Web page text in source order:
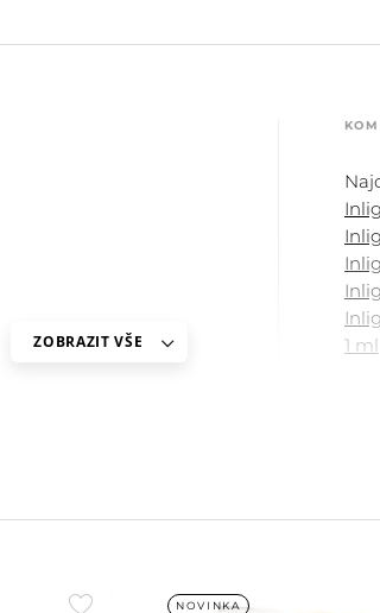
1 ml
ZOBRAZIT VŠE
NOVINKA